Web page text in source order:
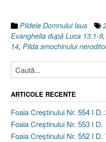
Pildele Domnului Isus
Evanghelia după Luca 13.1-9,
14, Pilda smochinului
ARTICOLE RECENTE
Foaia Creștinului Nr. 554 I D.
Foaia Creștinului Nr. 553 I D.
Foaia Creștinului Nr. 552 I D.